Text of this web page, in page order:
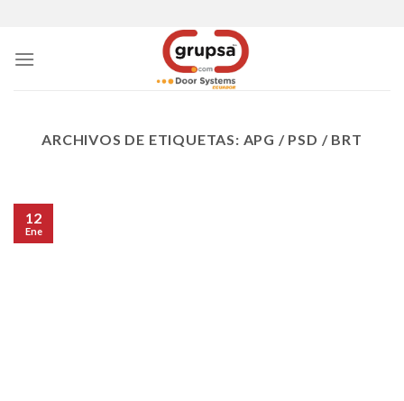
content
ARCHIVOS DE ETIQUETAS: APG / PSD / BRT
12
Ene